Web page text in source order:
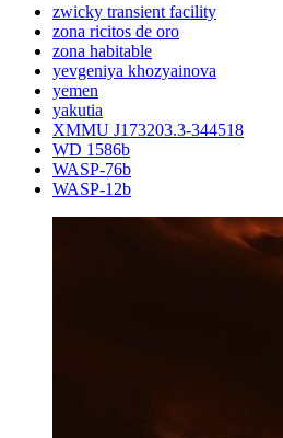
zwicky transient facility
zona ricitos de oro
zona habitable
yevgeniya khozyainova
yemen
yakutia
XMMU J173203.3-344518
WD 1586b
WASP-76b
WASP-12b